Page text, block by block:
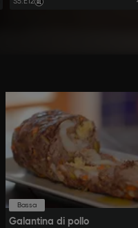
S5:E12
Bassa
Galantina di pollo